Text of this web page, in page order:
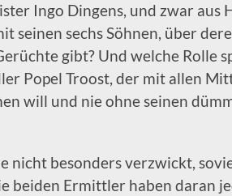
Ingo Dingens, und zwar aus
seinen sechs Söhnen, über
gibt? Und welche Rolle
Popel Troost, der mit allen
will und nie ohne seinen
nicht besonders verzwickt,
beiden Ermittler haben daran